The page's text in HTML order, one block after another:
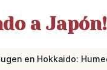
a Japón!
en Hokkaido: